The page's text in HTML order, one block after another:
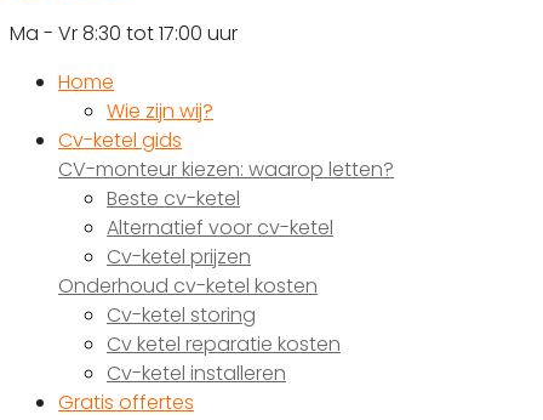
Ma - Vr 8:30 tot 17:00 uur
Home
Wie zijn wij?
Cv-ketel gids
CV-monteur kiezen: waarop letten?
Beste cv-ketel
Alternatief voor cv-ketel
Cv-ketel prijzen
Onderhoud cv-ketel kosten
Cv-ketel storing
Cv ketel reparatie kosten
Cv-ketel installeren
Gratis offertes